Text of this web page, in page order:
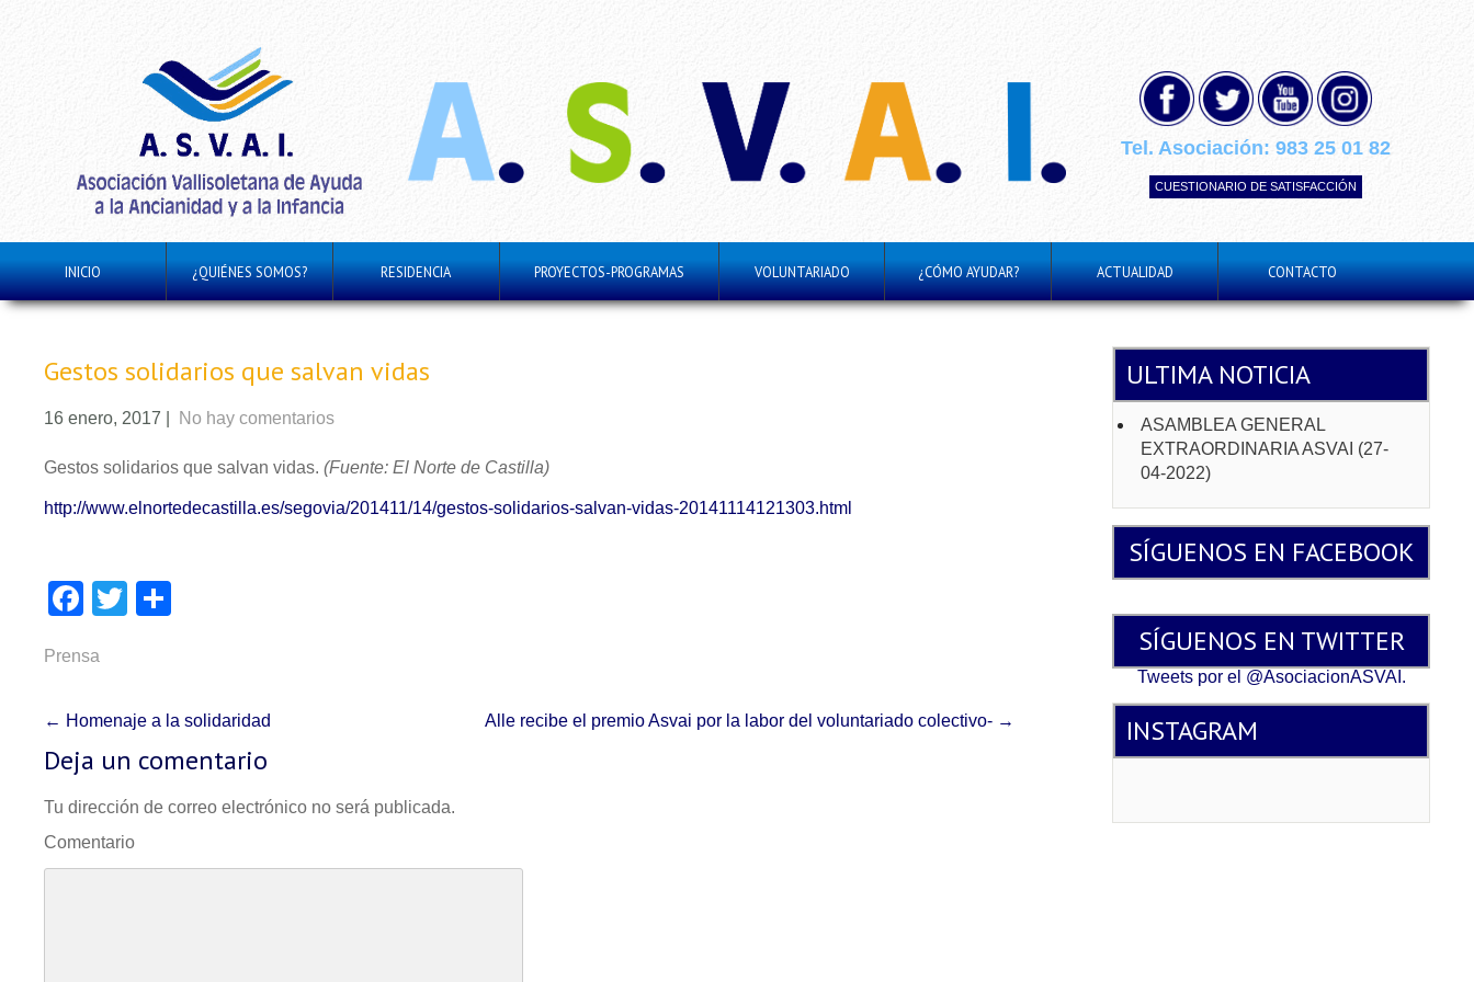
Tel. Asociación:983 25 01 82
CUESTIONARIO DE SATISFACCIÓN
INICIO ¿QUIÉNES SOMOS? RESIDENCIA PROYECTOS-PROGRAMAS VOLUNTARIADO ¿CÓMO AYUDAR? ACTUALIDAD CONTACTO
Gestos solidarios que salvan vidas
16 enero, 2017 No hay comentarios
Gestos solidarios que salvan vidas. (Fuente: El Norte de Castilla)
http://www.elnortedecastilla.es/segovia/201411/14/gestos-solidarios-salvan-vidas-20141114121303.html
Facebook
Twitter
Prensa
P
O
S
T
N
← Homenaje a la solidaridad Alle recibe el premio Asvai por la labor del voluntariado colectivo- →
Deja un comentario
Tu dirección de correo electrónico no será publicada.
Comentario
ULTIMA NOTICIA
ASAMBLEA GENERAL
EXTRAORDINARIA ASVAI (27-
04-2022)
SÍGUENOS EN FACEBOOK
SÍGUENOS EN TWITTER
Tweets por el @AsociacionASVAI.
INSTAGRAM